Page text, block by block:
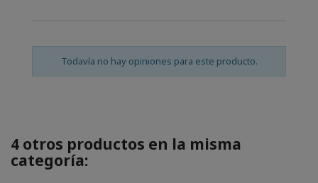
Todavía no hay opiniones para este producto.
4 otros productos en la misma
categoría: